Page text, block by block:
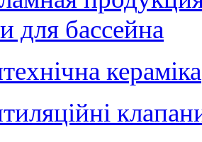
для бассейна
кераміка